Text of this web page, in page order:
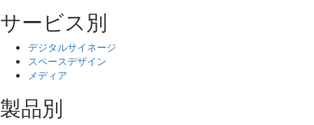
サービス別
デジタルサイネージ
スペースデザイン
メディア
製品別